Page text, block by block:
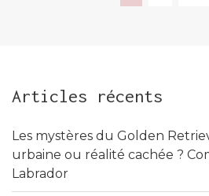
Articles récents
Les mystères du Golden
urbaine ou réalité cachée ?
Labrador